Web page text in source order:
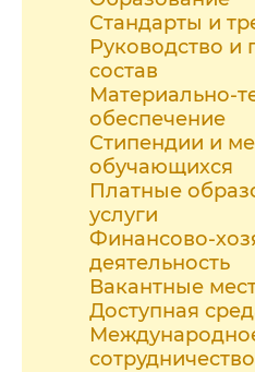
Стандарты и
Руководство и
состав
Материально-
обеспечение
Стипендии и
обучающихся
Платные
услуги
Финансово-
деятельность
Вакантные
Доступная
сотрудничество